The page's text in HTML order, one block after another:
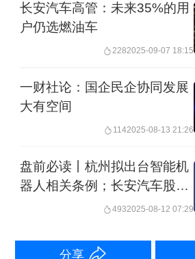
长安汽车高管：未来35%的用
户仍选燃油车
2282025-09-07 18:15
一财社论：国企民企协同发展
大有空间
1142025-08-13 21:26
盘前必读丨杭州拟出台智能机
器人相关条例；长安汽车股东
4932025-08-12 07:29
分享